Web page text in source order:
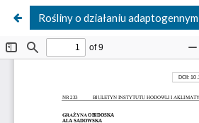
Rośliny o działaniu adaptogennym